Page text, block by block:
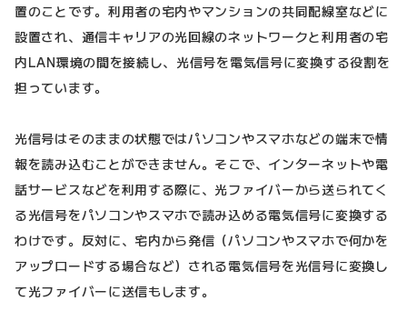
置のことです。利用者の宅内やマンションの共同配線室などに
設置され、通信キャリアの光回線のネットワークと利用者の宅
内LAN環境の間を接続し、光信号を電気信号に変換する役割を
担っています。
光信号はそのままの状態ではパソコンやスマホなどの端末で情
報を読み込むことができません。そこで、インターネットや電
話サービスなどを利用する際に、光ファイバーから送られてく
る光信号をパソコンやスマホで読み込める電気信号に変換する
わけです。反対に、宅内から発信（パソコンやスマホで何かを
アップロードする場合など）される電気信号を光信号に変換し
て光ファイバーに送信もします。